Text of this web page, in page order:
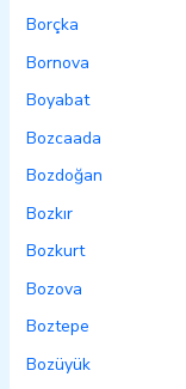
Borçka
Bornova
Boyabat
Bozcaada
Bozdoğan
Bozkır
Bozkurt
Bozova
Boztepe
Bozüyük